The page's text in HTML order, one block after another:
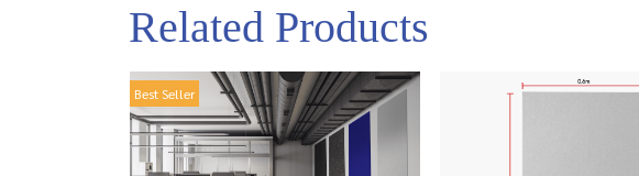
Related Products
Best Seller